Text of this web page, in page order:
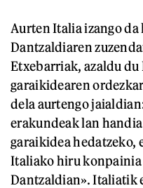
Aurten Italia izango
Dantzaldiaren
Etxebarriak, azaldu
garaikidearen
dela aurtengo
erakundeak lan
garaikidea hedatzeko,
Italiako hiru
Dantzaldian». Italiatik